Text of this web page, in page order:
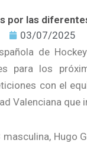
por las
03/07/2025
de
para los
con el
Valenciana
Hugo